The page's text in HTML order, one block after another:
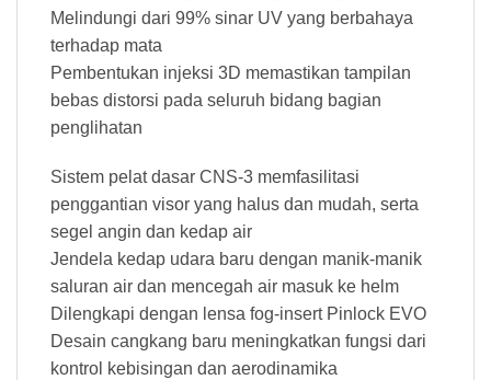
Melindungi dari 99% sinar UV yang berbahaya
terhadap mata
Pembentukan injeksi 3D memastikan tampilan
bebas distorsi pada seluruh bidang bagian
penglihatan
Sistem pelat dasar CNS-3 memfasilitasi
penggantian visor yang halus dan mudah, serta
segel angin dan kedap air
Jendela kedap udara baru dengan manik-manik
saluran air dan mencegah air masuk ke helm
Dilengkapi dengan lensa fog-insert Pinlock EVO
Desain cangkang baru meningkatkan fungsi dari
kontrol kebisingan dan aerodinamika